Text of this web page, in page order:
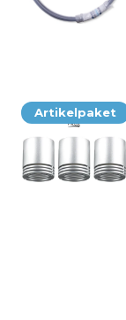
Artikelpaket